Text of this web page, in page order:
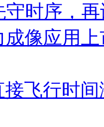
时序，
成像应用
飞行时